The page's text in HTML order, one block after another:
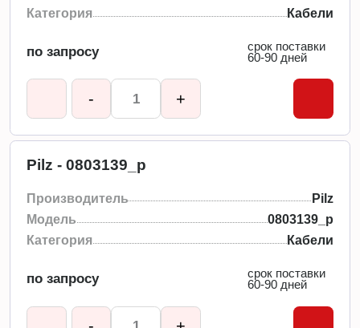
Категория
Кабели
по запросу
срок поставки
60-90 дней
- +
Pilz - 0803139_p
Производитель
Pilz
Модель
0803139_p
Категория
Кабели
по запросу
срок поставки
60-90 дней